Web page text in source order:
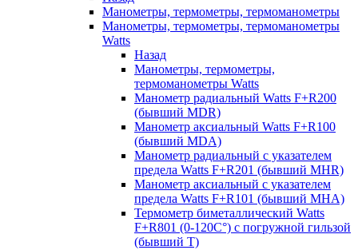
Манометры, термометры, термоманометры
Манометры, термометры, термоманометры
Watts
Назад
Манометры, термометры,
термоманометры Watts
Манометр радиальный Watts F+R200
(бывший MDR)
Манометр аксиальный Watts F+R100
(бывший MDA)
Манометр радиальный с указателем
предела Watts F+R201 (бывший MHR)
Манометр аксиальный с указателем
предела Watts F+R101 (бывший MHA)
Термометр биметаллический Watts
F+R801 (0-120С°) с погружной гильзой
(бывший T)